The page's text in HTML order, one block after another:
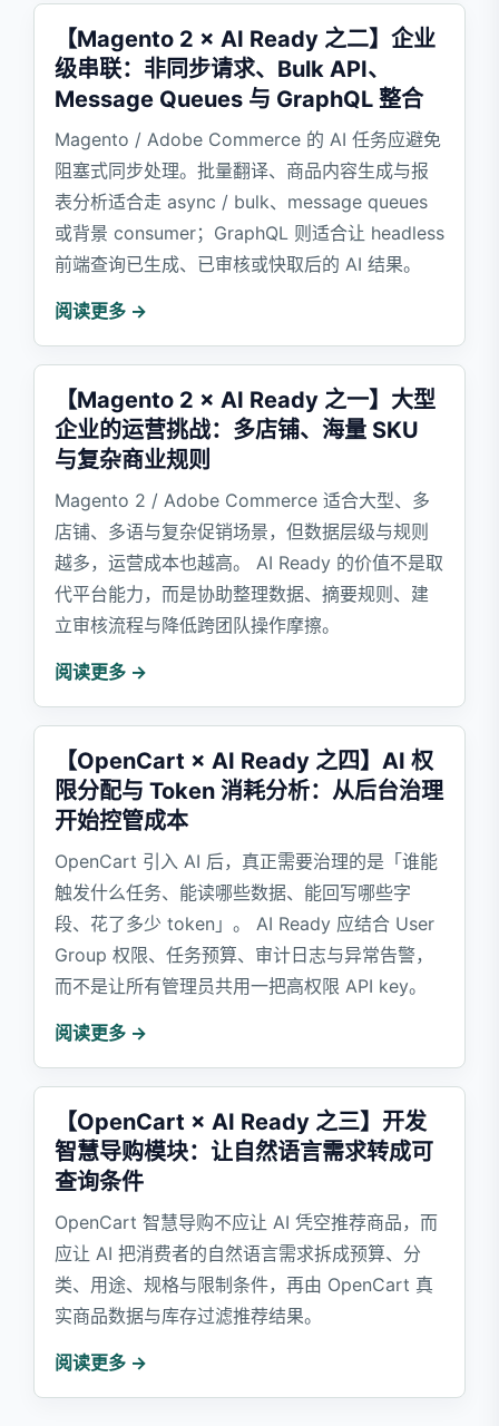
【Magento 2 × AI Ready 之二】企业
级串联：非同步请求、Bulk API、
Message Queues 与 GraphQL 整合
Magento / Adobe Commerce 的 AI 任务应避免
阻塞式同步处理。批量翻译、商品内容生成与报
表分析适合走 async / bulk、message queues
或背景 consumer；GraphQL 则适合让 headless
前端查询已生成、已审核或快取后的 AI 结果。
阅读更多 →
【Magento 2 × AI Ready 之一】大型
企业的运营挑战：多店铺、海量 SKU
与复杂商业规则
Magento 2 / Adobe Commerce 适合大型、多
店铺、多语与复杂促销场景，但数据层级与规则
越多，运营成本也越高。 AI Ready 的价值不是取
代平台能力，而是协助整理数据、摘要规则、建
立审核流程与降低跨团队操作摩擦。
阅读更多 →
【OpenCart × AI Ready 之四】AI 权
限分配与 Token 消耗分析：从后台治理
开始控管成本
OpenCart 引入 AI 后，真正需要治理的是「谁能
触发什么任务、能读哪些数据、能回写哪些字
段、花了多少 token」。 AI Ready 应结合 User
Group 权限、任务预算、审计日志与异常告警，
而不是让所有管理员共用一把高权限 API key。
阅读更多 →
【OpenCart × AI Ready 之三】开发
智慧导购模块：让自然语言需求转成可
查询条件
OpenCart 智慧导购不应让 AI 凭空推荐商品，而
应让 AI 把消费者的自然语言需求拆成预算、分
类、用途、规格与限制条件，再由 OpenCart 真
实商品数据与库存过滤推荐结果。
阅读更多 →